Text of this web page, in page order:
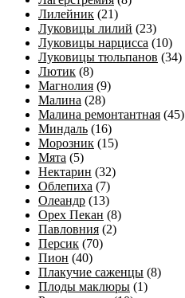
Лилейник (21)
Луковицы лилий (23)
Луковицы нарцисса (10)
Луковицы тюльпанов (34)
Лютик (8)
Магнолия (9)
Малина (28)
Малина ремонтантная (45)
Миндаль (16)
Морозник (15)
Мята (5)
Нектарин (32)
Облепиха (7)
Олеандр (13)
Орех Пекан (8)
Павловния (2)
Персик (70)
Пион (40)
Плакучие саженцы (8)
Плоды маклюры (1)